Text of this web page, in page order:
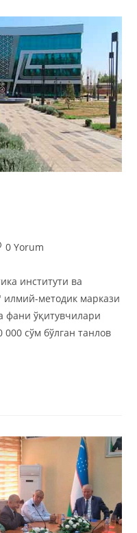
0 Yorum
институти ва
методик маркази
фани ўқитувчилари
сўм бўлган танлов